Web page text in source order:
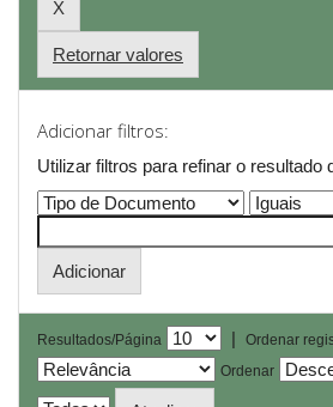
Retornar valores
Adicionar filtros:
Utilizar filtros para refinar o resultado
Resultados/Página |
Ordenar
Ordenar